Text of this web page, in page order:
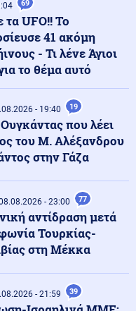
μεταφορά μεταναστών
στη Λάρισα που
με AI τη φωνή
να τους δώσει
σε κράτος του ΝΑΤΟ
μεγάλου πακέτου
Ξέσπασε από σημείο με
69
UFO!! Το
41 ακόμη
- Τι λένε Άγιοι
το θέμα αυτό
- 19:40 19
που λέει
του Μ. Αλέξανδρου
στην Γάζα
- 23:00 77
αντίδραση μετά
Τουρκίας-
στη Μέκκα
- 21:59 39